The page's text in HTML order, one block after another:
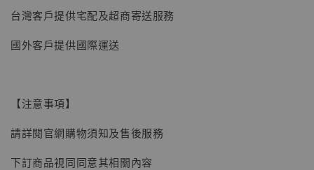
【現貨】BJSTUDIO 1/6系列可動蒐藏人偶 讓
NT$ 5,300
台灣客戶提供宅配及超商寄送服務
國外客戶提供國際運送
【注意事項】
請詳閱官網購物須知及售後服務
下訂商品視同同意其相關內容